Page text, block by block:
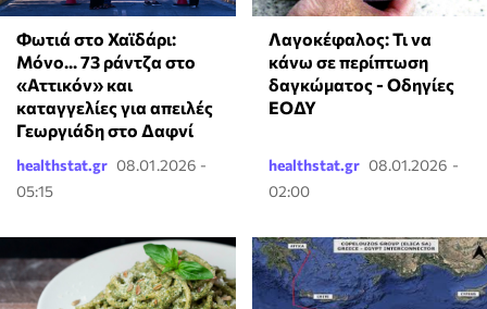
Φωτιά στο Χαϊδάρι:
Μόνο... 73 ράντζα στο
«Αττικόν» και
καταγγελίες για απειλές
Γεωργιάδη στο Δαφνί
healthstat.gr 08.01.2026 -
05:15
Λαγοκέφαλος: Τι να
κάνω σε περίπτωση
δαγκώματος - Οδηγίες
ΕΟΔΥ
healthstat.gr 08.01.2026 -
02:00